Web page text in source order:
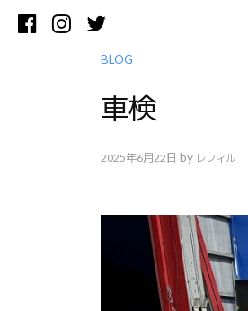
FacebookInstagramTwitter
BLOG
車検
2025年6月22日 by レフィル